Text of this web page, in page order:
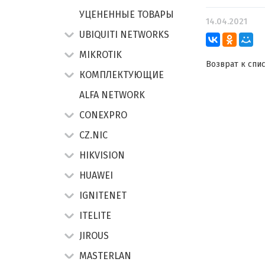
14.04.2021
Возврат к
УЦЕНЕННЫЕ ТОВАРЫ
UBIQUITI NETWORKS
MIKROTIK
КОМПЛЕКТУЮЩИЕ
ALFA NETWORK
CONEXPRO
CZ.NIC
HIKVISION
HUAWEI
IGNITENET
ITELITE
JIROUS
MASTERLAN